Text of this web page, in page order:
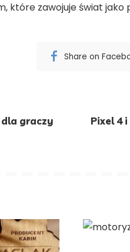
które zawojuje świat jako
Share on
graczy
Pixel 4